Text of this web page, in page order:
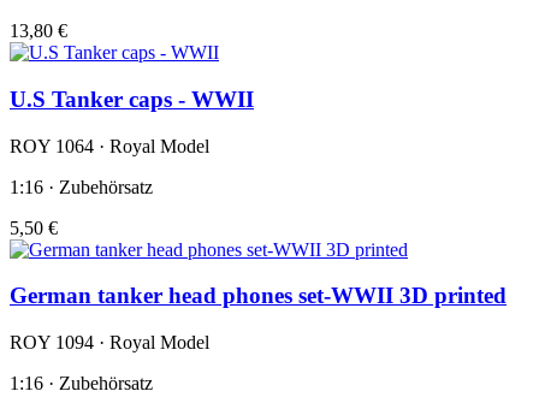
13,80 €
U.S Tanker caps - WWII
ROY 1064 · Royal Model
1:16 · Zubehörsatz
5,50 €
German tanker head phones set-WWII 3D printed
ROY 1094 · Royal Model
1:16 · Zubehörsatz